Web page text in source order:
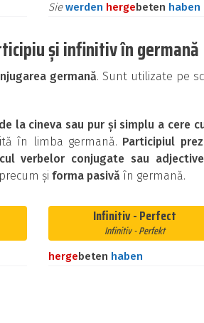
Siewerden hergebeten haben
și infinitiv în germană
germană. Sunt utilizate pe
la cineva sau pur și simplu a cere
în limba germană. Participiul
verbelor conjugate sau
și forma pasivă în germană.
Infinitiv - Perfect
Infinitiv - Perfekt
hergebeten haben